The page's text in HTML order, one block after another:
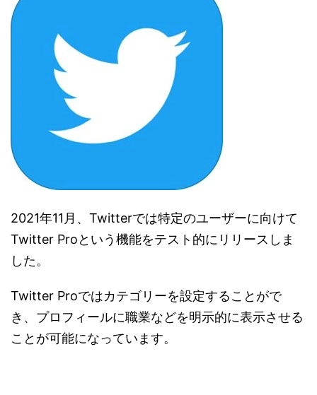
2021年11月、Twitterでは特定のユーザーに向けて
Twitter Proという機能をテスト的にリリースしま
した。
Twitter Proではカテゴリーを設定することがで
き、プロフィールに職業などを明示的に表示させる
ことが可能になっています。